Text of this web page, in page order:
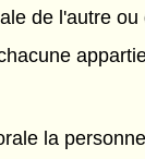
de l'autre
la